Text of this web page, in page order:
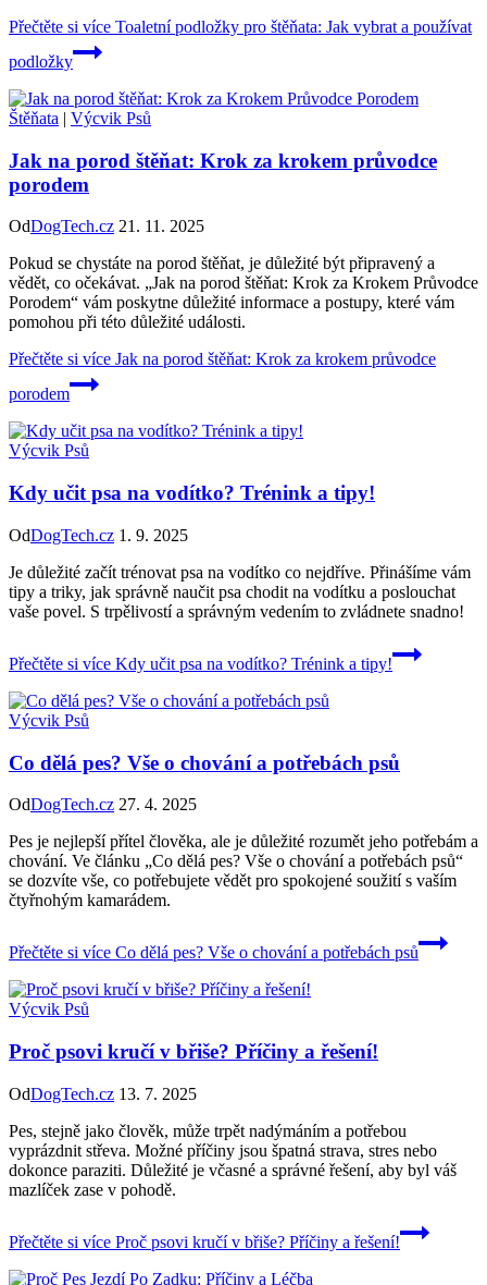
Přečtěte si více Toaletní podložky pro štěňata: Jak vybrat a používat
podložky
Štěňata | Výcvik Psů
Jak na porod štěňat: Krok za krokem průvodce
porodem
OdDogTech.cz 21. 11. 2025
Pokud se chystáte na porod štěňat, je důležité být připravený a
vědět, co očekávat. „Jak na porod štěňat: Krok za Krokem Průvodce
Porodem“ vám poskytne důležité informace a postupy, které vám
pomohou při této důležité události.
Přečtěte si více Jak na porod štěňat: Krok za krokem průvodce
porodem
Výcvik Psů
Kdy učit psa na vodítko? Trénink a tipy!
OdDogTech.cz 1. 9. 2025
Je důležité začít trénovat psa na vodítko co nejdříve. Přinášíme vám
tipy a triky, jak správně naučit psa chodit na vodítku a poslouchat
vaše povel. S trpělivostí a správným vedením to zvládnete snadno!
Přečtěte si více Kdy učit psa na vodítko? Trénink a tipy!
Výcvik Psů
Co dělá pes? Vše o chování a potřebách psů
OdDogTech.cz 27. 4. 2025
Pes je nejlepší přítel člověka, ale je důležité rozumět jeho potřebám a
chování. Ve článku „Co dělá pes? Vše o chování a potřebách psů“
se dozvíte vše, co potřebujete vědět pro spokojené soužití s vaším
čtyřnohým kamarádem.
Přečtěte si více Co dělá pes? Vše o chování a potřebách psů
Výcvik Psů
Proč psovi kručí v břiše? Příčiny a řešení!
OdDogTech.cz 13. 7. 2025
Pes, stejně jako člověk, může trpět nadýmáním a potřebou
vyprázdnit střeva. Možné příčiny jsou špatná strava, stres nebo
dokonce paraziti. Důležité je včasné a správné řešení, aby byl váš
mazlíček zase v pohodě.
Přečtěte si více Proč psovi kručí v břiše? Příčiny a řešení!